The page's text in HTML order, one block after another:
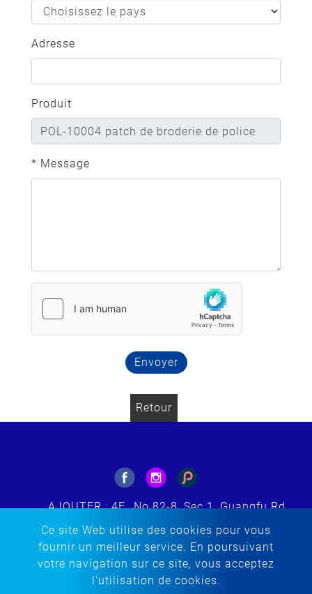
Adresse
Produit
* Message
Envoyer
Retour
Ce site Web utilise des cookies pour vous
fournir un meilleur service. En poursuivant
votre navigation sur ce site, vous acceptez
l'utilisation de cookies.
AJOUTER : 4F., No.82-8, Sec.1, Guangfu Rd.,
Sanchong Dist., New Taipei City 241564,
Taiwan (ROC)
E-MAIL : tacherng@embroidery.com.tw
TÉL :
+886-2-85123299